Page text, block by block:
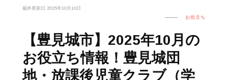
最終更新日 2025年10月10日
お役立ち
【豊見城市】2025年10月の
お役立ち情報！豊見城団
地・放課後児童クラブ（学